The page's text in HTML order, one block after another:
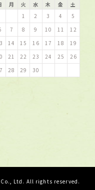
月 火 水 木 金
土
1
2 3 4
5
7 8 9 10 11
12
14 15 16 17 18
19
21 22 23 24 25
26
28 29 30
Ltd. All rights reserved.